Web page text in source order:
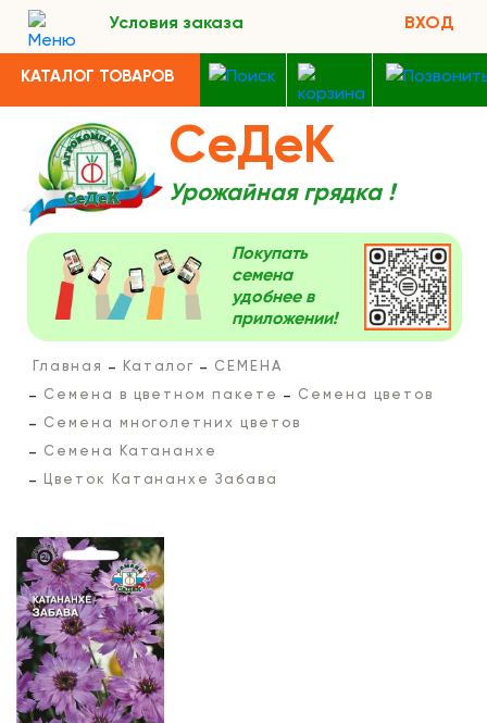
Условия заказа ВХОД
КАТАЛОГ ТОВАРОВ
СеДеК
Урожайная грядка !
Покупать
семена
удобнее в
приложении!
Главная Каталог
СЕМЕНА
Семена в цветном пакете
Семена цветов
Семена многолетних цветов
Семена Катананхе
Цветок Катананхе Забава